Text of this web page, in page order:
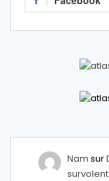
Nam sur